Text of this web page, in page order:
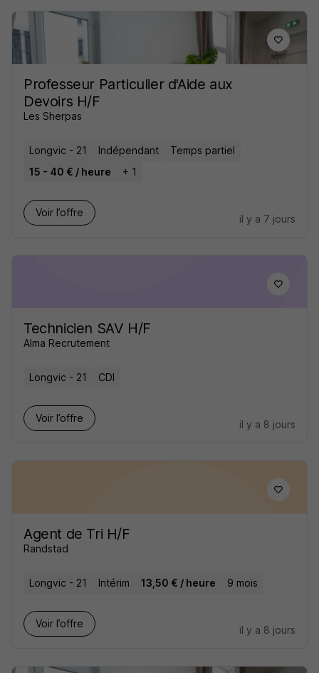
Professeur Particulier d'Aide aux
Devoirs H/F
Les Sherpas
Longvic - 21 Indépendant
Temps partiel
15 - 40 € / heure
+ 1
Voir l’offre
il y a 7 jours
Technicien SAV H/F
Alma Recrutement
Longvic - 21 CDI
Voir l’offre
il y a 8 jours
Agent de Tri H/F
Randstad
Longvic - 21 Intérim 13,50 € / heure 9 mois
Voir l’offre
il y a 8 jours